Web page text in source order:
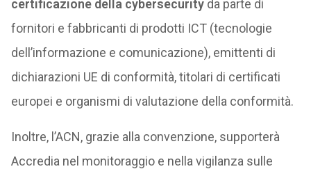
certificazione della cybersecurityda parte di
fornitori e fabbricanti di prodotti ICT (tecnologie
dell’informazione e comunicazione), emittenti di
dichiarazioni UE di conformità, titolari di certificati
europei e organismi di valutazione della conformità.
Inoltre, l’ACN, grazie alla convenzione, supporterà
Accredia nel monitoraggio e nella vigilanza sulle